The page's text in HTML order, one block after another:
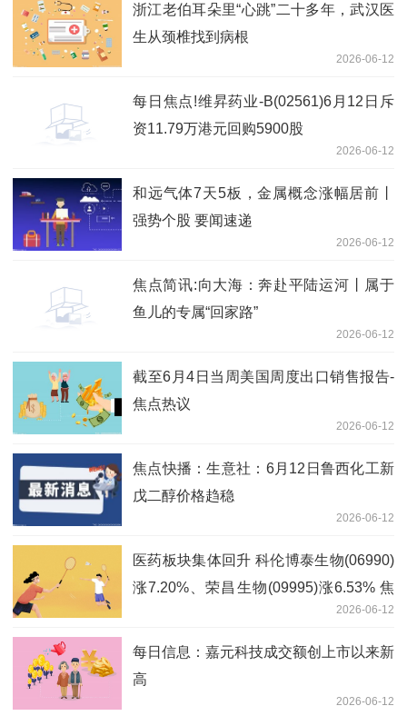
浙江老伯耳朵里“心跳”二十多年，武汉医
生从颈椎找到病根
2026-06-12
每日焦点!维昇药业-B(02561)6月12日斥
资11.79万港元回购5900股
2026-06-12
和远气体7天5板，金属概念涨幅居前丨
强势个股 要闻速递
2026-06-12
焦点简讯:向大海：奔赴平陆运河丨属于
鱼儿的专属“回家路”
2026-06-12
截至6月4日当周美国周度出口销售报告-
焦点热议
2026-06-12
焦点快播：生意社：6月12日鲁西化工新
戊二醇价格趋稳
2026-06-12
医药板块集体回升 科伦博泰生物(06990)
涨7.20%、荣昌生物(09995)涨6.53% 焦
2026-06-12
每日信息：嘉元科技成交额创上市以来新
高
2026-06-12